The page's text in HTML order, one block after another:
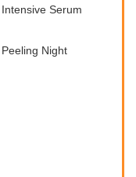
Serum
Night